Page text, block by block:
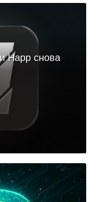
Happ снова